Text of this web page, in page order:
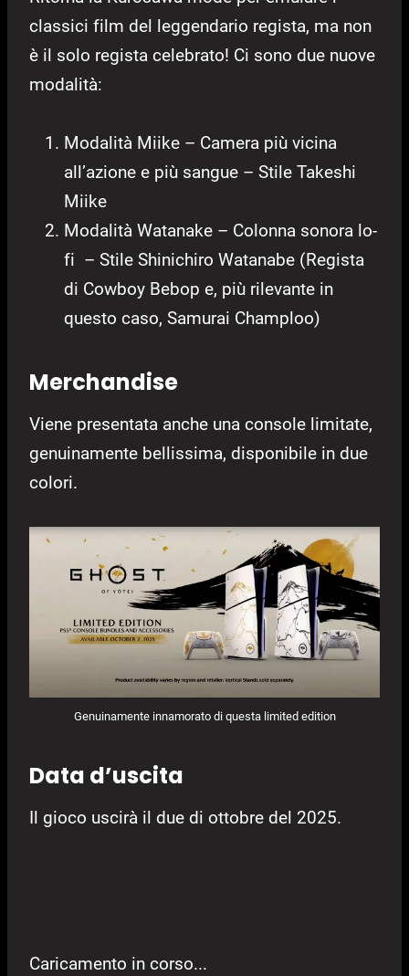
classici film del leggendario regista, ma non
è il solo regista celebrato! Ci sono due nuove
modalità:
Modalità Miike – Camera più vicina
all’azione e più sangue – Stile Takeshi
Miike
Modalità Watanake – Colonna sonora lo-
fi – Stile Shinichiro Watanabe (Regista
di Cowboy Bebop e, più rilevante in
questo caso, Samurai Champloo)
Merchandise
Viene presentata anche una console limitate,
genuinamente bellissima, disponibile in due
colori.
Genuinamente innamorato di questa limited edition
Data d’uscita
Il gioco uscirà il due di ottobre del 2025.
Caricamento in corso...